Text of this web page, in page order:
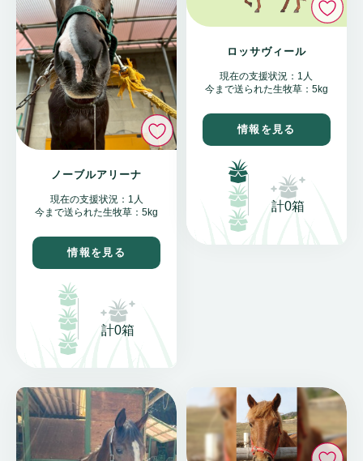
いいね
ノーブルアリーナ
現在の支援状況：1人
今まで送られた生牧草：5kg
情報を見る
計0箱
ロッサヴィール
現在の支援状況：1人
今まで送られた生牧草：5kg
情報を見る
計0箱